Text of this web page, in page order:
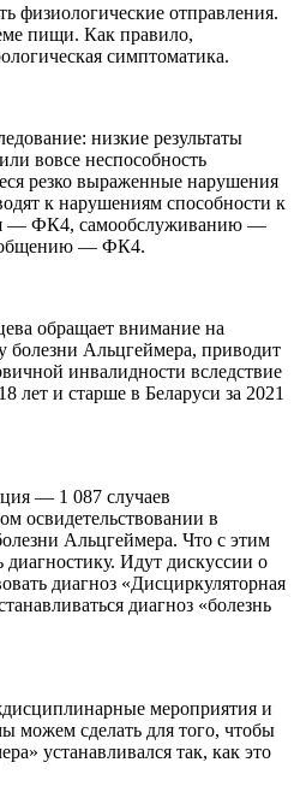
физиологические отправления.
пищи. Как правило,
симптоматика.
низкие результаты
вовсе неспособность
резко выраженные нарушения
к нарушениям способности к
— ФК4, самообслуживанию —
— ФК4.
обращает внимание на
болезни Альцгеймера, приводит
инвалидности вследствие
лет и старше в Беларуси за 2021
— 1 087 случаев
освидетельствовании в
Альцгеймера. Что с этим
диагностику. Идут дискуссии о
диагноз «Дисциркуляторная
диагноз «болезнь
мероприятия и
можем сделать для того, чтобы
устанавливался так, как это